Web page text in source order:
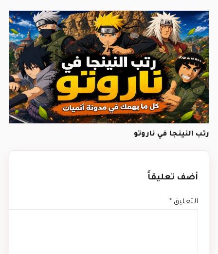
رتب النينجا في ناروتو
أضف تعليقاً
التعليق *